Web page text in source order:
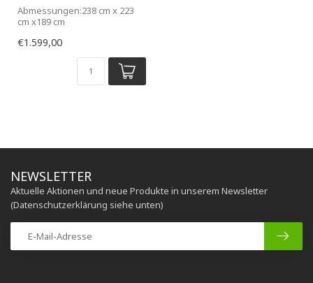
Abmessungen:238 cm x 223
cm x189 cm
€1.599,00
NEWSLETTER
Aktuelle Aktionen und neue Produkte in unserem Newsletter
(Datenschutzerklärung siehe unten)